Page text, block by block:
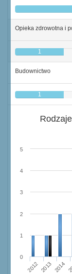
Opieka zdrowotna i
1
Budownictwo
1
2012 2013 2014
0
1
2
3
4
5